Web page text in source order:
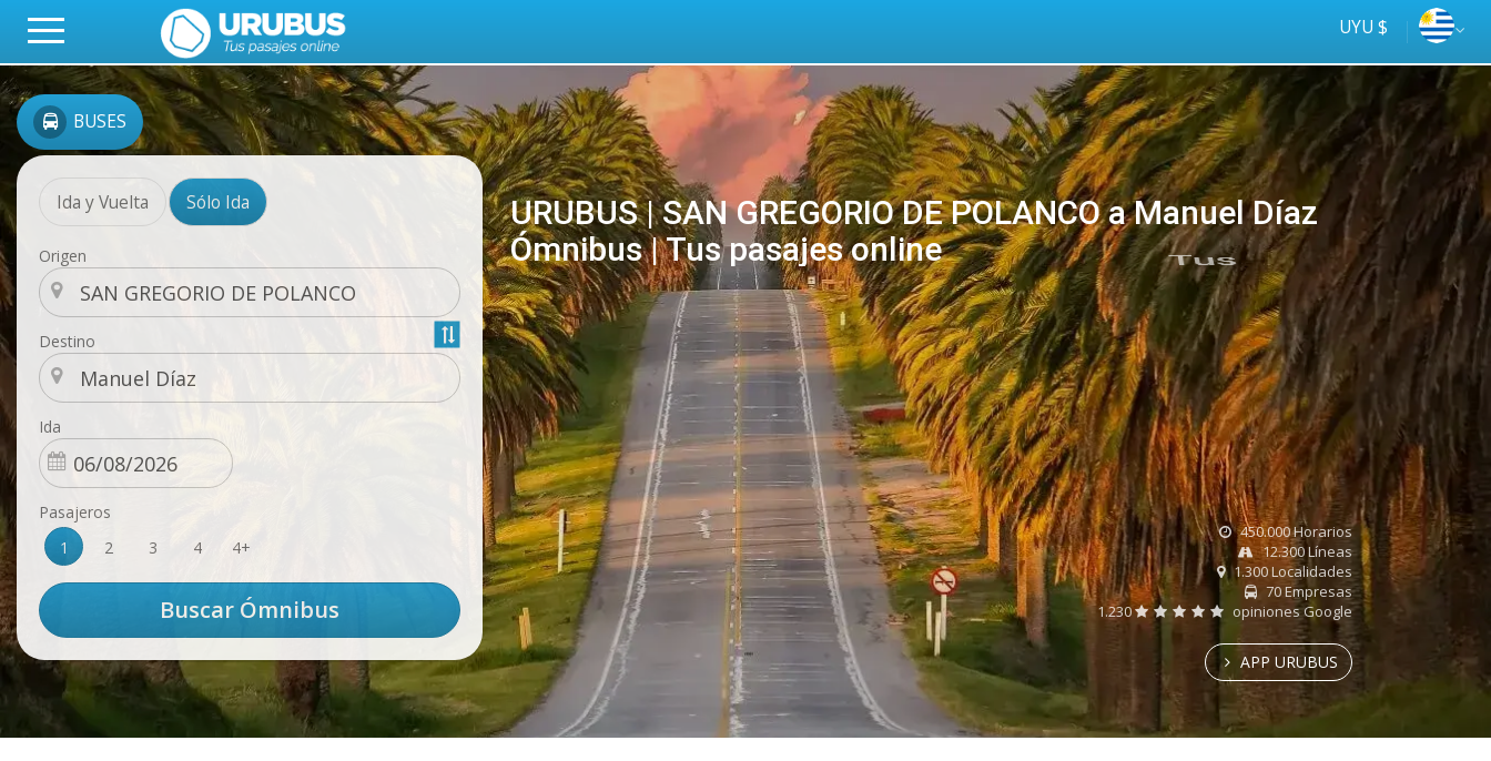
UYU $
BUSES
Ida y Vuelta Sólo Ida
Origen
Destino
Ida
Pasajeros
1
2 3 4 4+
URUBUS | SAN GREGORIO DE POLANCO a Manuel Díaz
Ómnibus | Tus pasajes online
online
Tus
ómnibus
450.000 Horarios
12.300 Líneas
1.300 Localidades
70 Empresas
1.230
opiniones Google
APP URUBUS